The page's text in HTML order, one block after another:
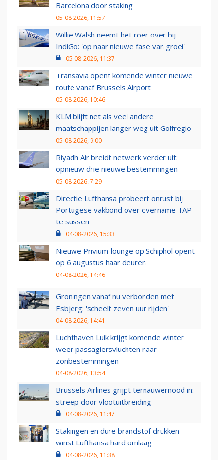
Barcelona door staking
05-08-2026, 11:57
Willie Walsh neemt het roer over bij
IndiGo: 'op naar nieuwe fase van groei'
05-08-2026, 11:37
Transavia opent komende winter nieuwe
route vanaf Brussels Airport
05-08-2026, 10:46
KLM blijft net als veel andere
maatschappijen langer weg uit Golfregio
05-08-2026, 9:00
Riyadh Air breidt netwerk verder uit:
opnieuw drie nieuwe bestemmingen
05-08-2026, 7:29
Directie Lufthansa probeert onrust bij
Portugese vakbond over overname TAP
te sussen
04-08-2026, 15:33
Nieuwe Privium-lounge op Schiphol opent
op 6 augustus haar deuren
04-08-2026, 14:46
Groningen vanaf nu verbonden met
Esbjerg: 'scheelt zeven uur rijden'
04-08-2026, 14:41
Luchthaven Luik krijgt komende winter
weer passagiersvluchten naar
zonbestemmingen
04-08-2026, 13:54
Brussels Airlines grijpt ternauwernood in:
streep door vlootuitbreiding
04-08-2026, 11:47
Stakingen en dure brandstof drukken
winst Lufthansa hard omlaag
04-08-2026, 11:38